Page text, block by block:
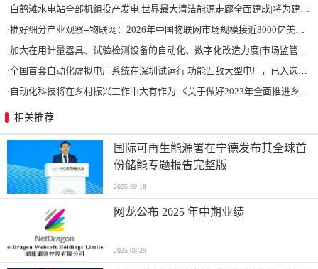
·白鹤滩水电站全部机组投产发电 世界最大清洁能源走廊全面建成|将为建设新型能源体系、保障国家能源安全、实现“双碳”目标提供有力支撑
·推好细分产业观察--物联网：2026年中国物联网市场规模接近3000亿美元 智慧工厂、智慧城市、智慧电网等将占60%以上
·加大在用计量器具、试验检测设备的自动化、数字化改造力度|市场监管总局 工业和信息化部 关于促进企业计量能力提升的指导意见
·全国首套自动化虚拟电厂系统在深圳试运行 功能匹敌大型电厂，已入选国际典型案例
· 自动化科技将在乡村振兴工作中大有作为|《关于做好2023年全面推进乡村振兴重点工作的意见》发布
相关推荐
国际可再生能源署在宁德发布其全球首
份储能专题报告完整版
2025-09-18
网龙公布 2025 年中期业绩
2025-08-29